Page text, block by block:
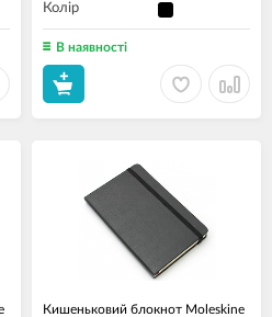
Колір
В наявності
Кишеньковий блокнот Moleskine